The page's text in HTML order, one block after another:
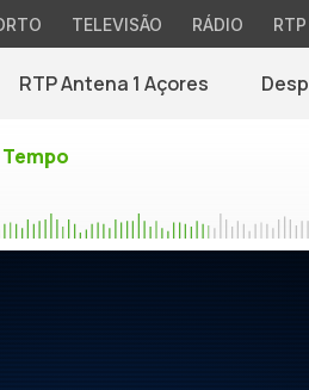
TELEVISÃO RÁDIO
RTP Antena 1 Açores